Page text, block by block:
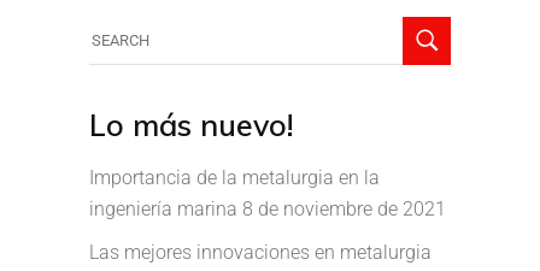
Lo más nuevo!
Importancia de la metalurgia en la
ingeniería marina 8 de noviembre de 2021
Las mejores innovaciones en metalurgia